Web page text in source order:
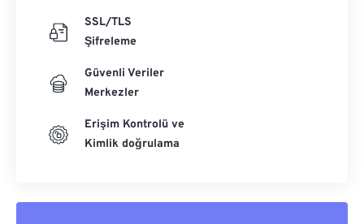
SSL/TLS
Şifreleme
Güvenli Veriler
Merkezler
Erişim Kontrolü ve
Kimlik doğrulama